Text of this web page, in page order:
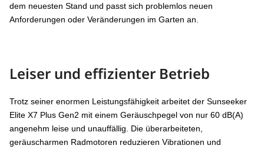
dem neuesten Stand und passt sich problemlos neuen
Anforderungen oder Veränderungen im Garten an.
Leiser und effizienter Betrieb
Trotz seiner enormen Leistungsfähigkeit arbeitet der Sunseeker
Elite X7 Plus Gen2 mit einem Geräuschpegel von nur 60 dB(A)
angenehm leise und unauffällig. Die überarbeiteten,
geräuscharmen Radmotoren reduzieren Vibrationen und